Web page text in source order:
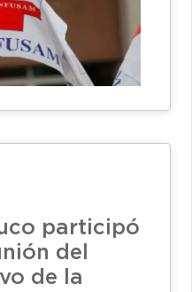
participó
del
de la